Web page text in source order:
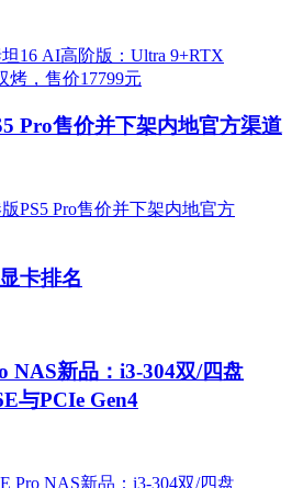
Pro售价并下架内地官方渠道
卡排名
NAS新品：i3-304双/四盘
与PCIe Gen4